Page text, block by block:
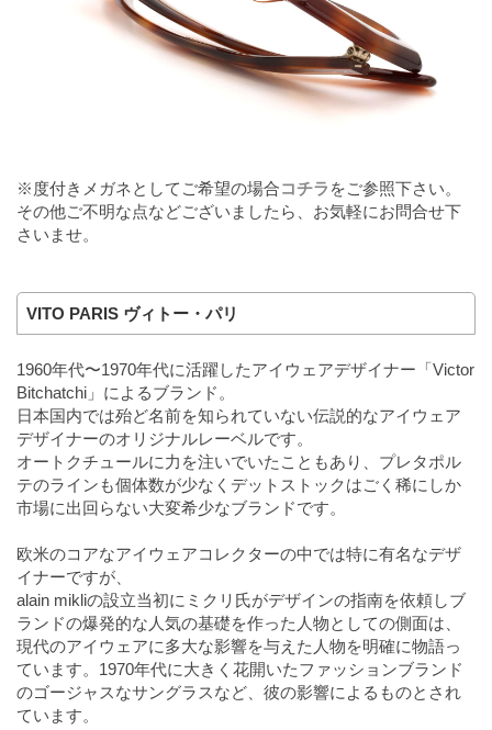
※度付きメガネとしてご希望の場合コチラ をご参照下さい。
その他ご不明な点などございましたら、お気軽にお問合せ下
さいませ。
VITO PARIS ヴィトー・パリ
1960年代〜1970年代に活躍したアイウェアデザイナー「Victor
Bitchatchi」によるブランド。
日本国内では殆ど名前を知られていない伝説的なアイウェア
デザイナーのオリジナルレーベルです。
オートクチュールに力を注いでいたこともあり、プレタポル
テのラインも個体数が少なくデットストックはごく稀にしか
市場に出回らない大変希少なブランドです。
欧米のコアなアイウェアコレクターの中では特に有名なデザ
イナーですが、
alain mikliの設立当初にミクリ氏がデザインの指南を依頼しブ
ランドの爆発的な人気の基礎を作った人物としての側面は、
現代のアイウェアに多大な影響を与えた人物を明確に物語っ
ています。1970年代に大きく花開いたファッションブランド
のゴージャスなサングラスなど、彼の影響によるものとされ
ています。